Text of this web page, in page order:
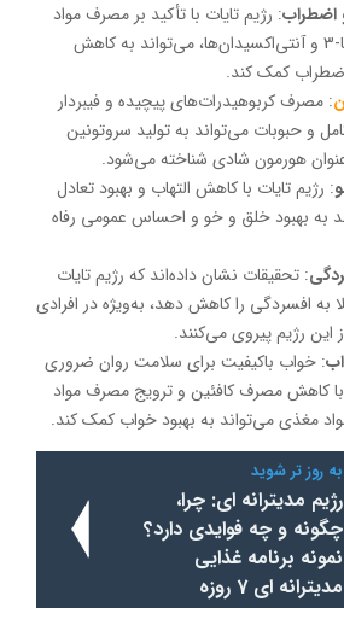
: رژیم تایات با تأکید بر مصرف مواد
غذایی غنی از امگا-3 و آنتی‌اکسیدان‌ها، می‌تواند به کاهش
کمک کند.
: مصرف کربوهیدرات‌های پیچیده و فیبردار
و حبوبات می‌تواند به تولید سروتونین
هورمون شادی شناخته می‌شود.
: رژیم تایات با کاهش التهاب و بهبود تعادل
به بهبود خلق و خو و احساس عمومی رفاه
: تحقیقات نشان داده‌اند که رژیم تایات
به افسردگی را کاهش دهد، به‌ویژه در افرادی
این رژیم پیروی می‌کنند.
: خواب باکیفیت برای سلامت روان ضروری
کاهش مصرف کافئین و ترویج مصرف مواد
مغذی می‌تواند به بهبود خواب کمک کند.
به روز تر شوید
رژیم مدیترانه ای: چرا،
چگونه و چه فوایدی دارد؟
نمونه برنامه غذایی
مدیترانه ای 7 روزه